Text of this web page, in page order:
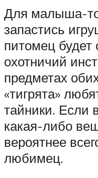
Для малыша-
запастись
питомец будет
охотничий
предметах
«тигрята»
тайники. Если
какая-либо
вероятнее
любимец.